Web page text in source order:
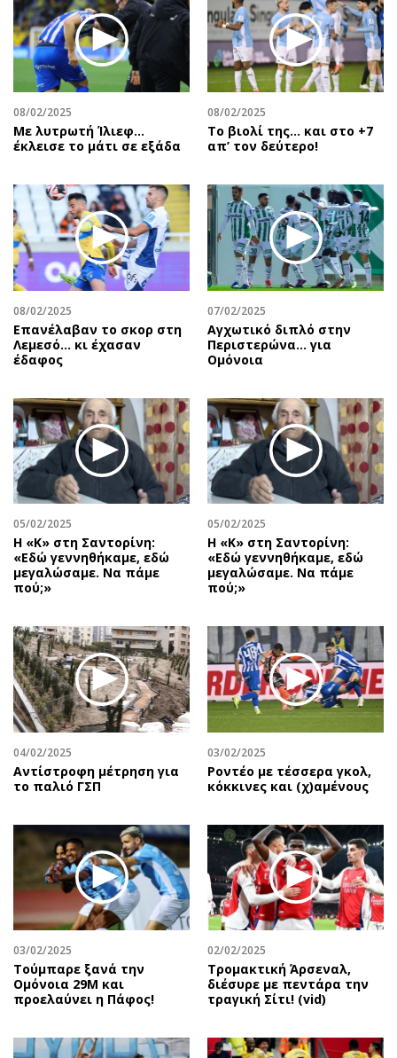
08/02/2025
Με λυτρωτή Ίλιεφ…
έκλεισε το μάτι σε εξάδα
08/02/2025
Το βιολί της… και στο +7
απ’ τον δεύτερο!
08/02/2025
Επανέλαβαν το σκορ στη
Λεμεσό… κι έχασαν
έδαφος
07/02/2025
Αγχωτικό διπλό στην
Περιστερώνα… για
Ομόνοια
05/02/2025
Η «Κ» στη Σαντορίνη:
«Εδώ γεννηθήκαμε, εδώ
μεγαλώσαμε. Να πάμε
πού;»
05/02/2025
Η «Κ» στη Σαντορίνη:
«Εδώ γεννηθήκαμε, εδώ
μεγαλώσαμε. Να πάμε
πού;»
04/02/2025
Αντίστροφη μέτρηση για
το παλιό ΓΣΠ
03/02/2025
Ροντέο με τέσσερα γκολ,
κόκκινες και (χ)αμένους
03/02/2025
Τούμπαρε ξανά την
Ομόνοια 29Μ και
προελαύνει η Πάφος!
02/02/2025
Τρομακτική Άρσεναλ,
διέσυρε με πεντάρα την
τραγική Σίτι! (vid)